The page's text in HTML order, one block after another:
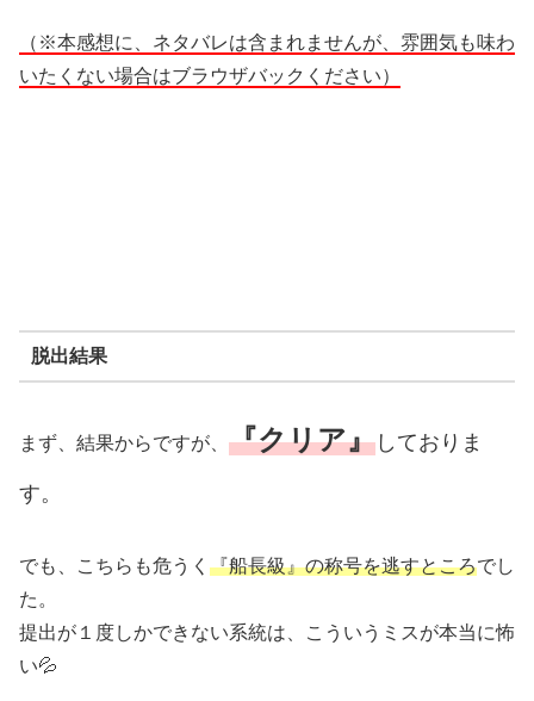
（※本感想に、ネタバレは含まれませんが、雰囲気も味わ
いたくない場合はブラウザバックください）
脱出結果
まず、結果からですが、 『クリア』 しておりま
す。
でも、こちらも危うく 『船長級』の称号を逃すところでし
た。
提出が１度しかできない系統は、こういうミスが本当に怖
い💦